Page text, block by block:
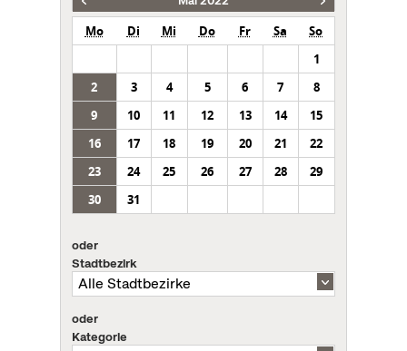
Mo Di Mi Do Fr Sa
So
1
2
3 4 5 6 7
8
9
10 11 12 13 14
15
16
17 18 19 20 21
22
23
24 25 26 27 28
29
30
31
oder
Stadtbezirk
oder
Kategorie